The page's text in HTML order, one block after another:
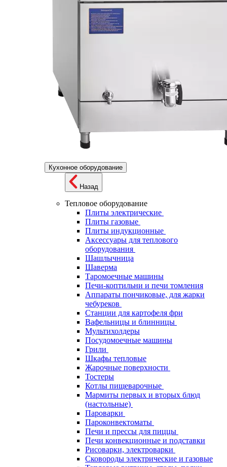
Кухонное оборудование
Назад
Тепловое оборудование
Плиты электрические
Плиты газовые
Плиты индукционные
Аксессуары для теплового
оборудования
Шашлычница
Шаверма
Таромоечные машины
Печи-коптильни и печи томления
Аппараты пончиковые, для жарки
чебуреков
Станции для картофеля фри
Вафельницы и блинницы
Мультихолдеры
Посудомоечные машины
Грили
Шкафы тепловые
Жарочные поверхности
Тостеры
Котлы пищеварочные
Мармиты первых и вторых блюд
(настольные)
Пароварки
Пароконвектоматы
Печи и прессы для пиццы
Печи конвекционные и подставки
Рисоварки, электроварки
Сковороды электрические и газовые